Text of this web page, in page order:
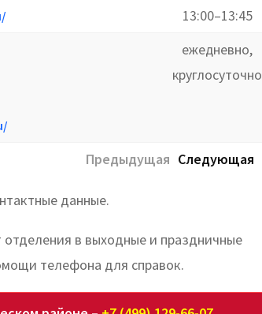
13:00–13:45
ежедневно,
круглосуточно
Предыдущая Следующая
данные.
в выходные и праздничные
телефона для справок.